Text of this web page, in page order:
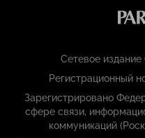
Сетевое
Регистрационный
Зарегистрировано
сфере связи,
коммуникаций